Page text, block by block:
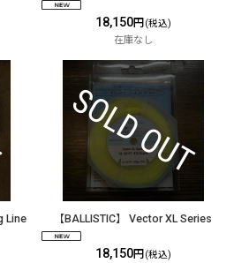
18,150円 (税込)
在庫なし
Line 【BALLISTIC】 Vector XL Series
18,150円 (税込)